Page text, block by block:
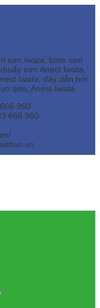
sơn Iwata, bơm sơn
sơn Anest Iwata,
Iwata, dây dẫn hơi
sơn, Anest Iwata
960
666 960